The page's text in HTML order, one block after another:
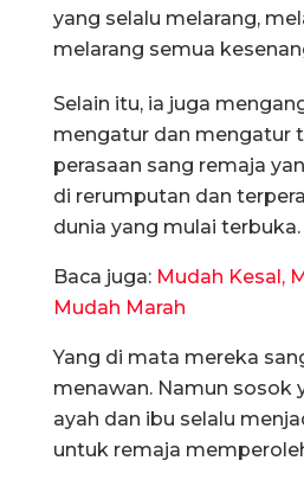
yang selalu melarang,
melarang semua
Selain itu, ia juga
mengatur dan mengatur
perasaan sang remaja
di rerumputan dan
dunia yang mulai terbuka.
Baca juga: Mudah Kesal,
Mudah Marah
Yang di mata mereka
menawan. Namun sosok
ayah dan ibu selalu
untuk remaja